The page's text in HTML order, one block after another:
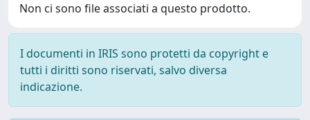
Non ci sono file associati a questo prodotto.
I documenti in IRIS sono protetti da copyright e
tutti i diritti sono riservati, salvo diversa
indicazione.